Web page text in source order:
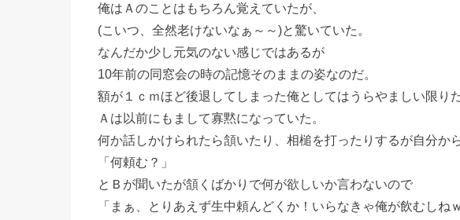
俺はＡのことはもちろん覚えていたが、
(こいつ、全然老けないなぁ～～)と驚いていた。
なんだか少し元気のない感じではあるが
10年前の同窓会の時の記憶そのままの姿なのだ。
額が１ｃｍほど後退してしまった俺としてはうらやましい限りだ
Ａは以前にもまして寡黙になっていた。
何か話しかけられたら頷いたり、相槌を打ったりするが自分か
「何頼む？」
とＢが聞いたが頷くばかりで何が欲しいか言わないので
「まぁ、とりあえず生中頼んどくか！いらなきゃ俺が飲むしねｗ